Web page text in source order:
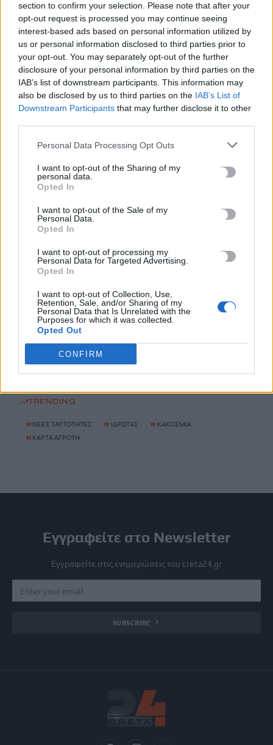
section to confirm your selection. Please note that after your
opt-out request is processed you may continue seeing
interest-based ads based on personal information utilized by
us or personal information disclosed to third parties prior to
your opt-out. You may separately opt-out of the further
disclosure of your personal information by third parties on the
IAB’s list of downstream participants. This information may
also be disclosed by us to third parties on the IAB’s List of
Downstream Participants that may further disclose it to other
Personal Data Processing Opt Outs
I want to opt-out of the Sharing of my
personal data.
Opted In
I want to opt-out of the Sale of my
Personal Data.
Opted In
I want to opt-out of processing my
Personal Data for Targeted Advertising.
Opted In
I want to opt-out of Collection, Use,
Retention, Sale, and/or Sharing of my
Personal Data that Is Unrelated with the
Purposes for which it was collected.
Opted Out
CONFIRM
6 Αυγούστου, 2026
Νέα χρηματοδότηση 1,5 εκατ. ευρώ για διαπλάτυνση του
Αγιοβασιλιώτικου Παραλιακού Δρόμου
6 Αυγούστου, 2026
Τι δείχνει η ιατροδικαστική εξέταση για τα αίτια θανάτου του
Το Αρκαλοχώρι γιόρτασε τον Προστάτη και Πολιούχο του
6 Αυγούστου, 2026
Παρατείνονται τα προληπτικά μέτρα στην Κρήτη για την
ευλογιά των αιγοπροβάτων
Έκτακτο επίδομα παιδιού: Ποιοι πάνε ταμείο
6 Αυγούστου, 2026
ΟΠΕΚΑ: Νέα πληρωμή στις 7 Αυγούστου για τρίτεκνες και
6 Αυγούστου, 2026
TRENDING
# ΝΕΕΣ ΤΑΥΤΟΤΗΤΕΣ # ΙΔΡΩΤΑΣ # ΚΑΚΟΣΜΙΑ
# ΚΑΡΤΑ ΑΓΡΟΤΗ
Εγγραφείτε στο Newsletter
Εγγραφείτε στις ενημερώσεις του creta24.gr
SUBSCRIBE